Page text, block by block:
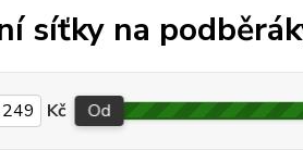
síťky na
Kč Od